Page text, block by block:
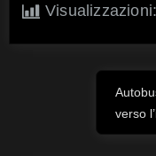
Visualizzazioni:
NavigazioneNext
Post:
verso